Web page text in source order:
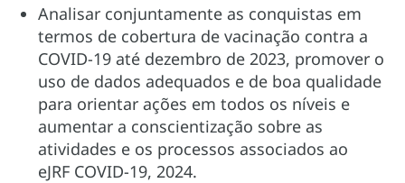
Analisar conjuntamente as conquistas em
termos de cobertura de vacinação contra a
COVID-19 até dezembro de 2023, promover o
uso de dados adequados e de boa qualidade
para orientar ações em todos os níveis e
aumentar a conscientização sobre as
atividades e os processos associados ao
eJRF COVID-19, 2024.